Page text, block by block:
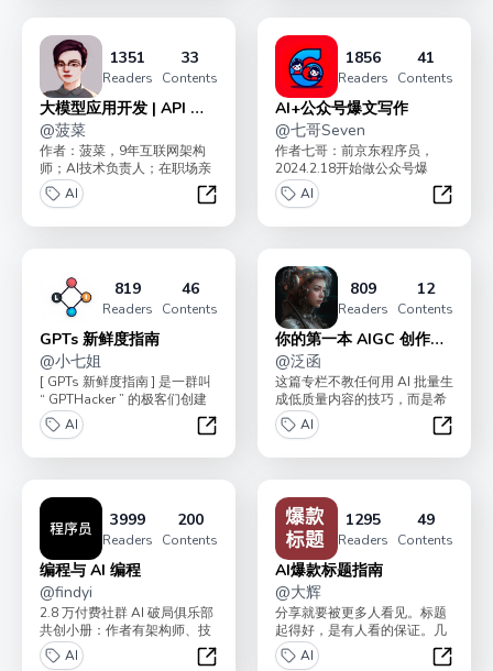
1351
Readers
33
Contents
大模型应用开发 | API 实
操
@菠菜
作者：菠菜，9年互联网架构
师；AI技术负责人；在职场亲
手带出多个年入百万 P8+ 人
才；“AI破局俱...
AI
大模型应用开发 | API 实操
1856
Readers
41
Contents
AI+公众号爆文写作
@七哥Seven
作者七哥：前京东程序员，
2024.2.18开始做公众号爆
文，4个月涨粉10000+， 流量
主变现4w...
AI
AI+公
819
Readers
46
Contents
GPTs 新鲜度指南
@小七姐
[ GPTs 新鲜度指南 ] 是一群叫
“ GPTHacker ” 的极客们创建
的，他们致力于创作和...
AI
GPTs 新鲜度指南
809
Readers
12
Contents
你的第一本 AIGC 创作指
南
@泛函
这篇专栏不教任何用 AI 批量生
成低质量内容的技巧，而是希
望能够让你利用 AI 进行体面的
创作。让 ...
AI
你的
3999
Readers
200
Contents
编程与 AI 编程
@findyi
2.8 万付费社群 AI 破局俱乐部
共创小册：作者有架构师、技
术负责人、大厂程序员等，旨
在帮助程序员...
AI
1295
Readers
49
Contents
AI爆款标题指南
@大辉
分享就要被更多人看见。标题
起得好，是有人看的保证。几
百阅读和几万阅读，只差一个
好标题。小册有四个专栏...
AI